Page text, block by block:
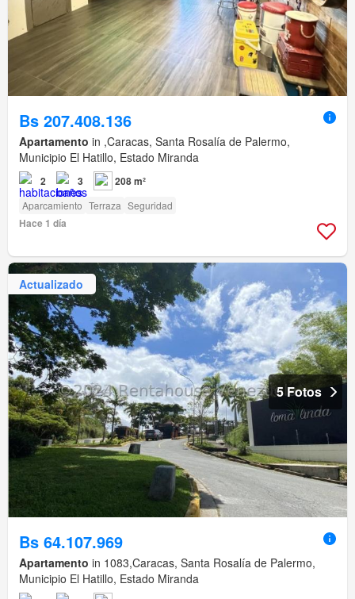
Bs 207.408.136
Apartamento in ,Caracas, Santa Rosalía de Palermo,
Municipio El Hatillo, Estado Miranda
2 3 208 m²
Aparcamiento Terraza Seguridad
Hace 1 día
Actualizado
5 Fotos
Bs 64.107.969
Apartamento in 1083,Caracas, Santa Rosalía de Palermo,
Municipio El Hatillo, Estado Miranda